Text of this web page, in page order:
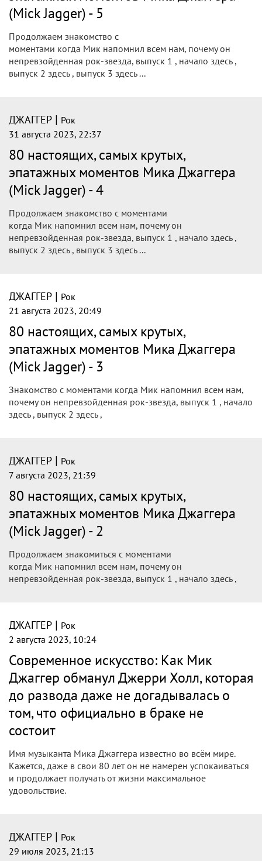
(Mick Jagger) - 5
Продолжаем знакомство с
моментами когда Мик напомнил всем нам, почему он
непревзойденная рок-звезда, выпуск 1 , начало здесь ,
выпуск 2 здесь , выпуск 3 здесь ...
ДЖАГГЕР | Рок
31 августа 2023, 22:37
80 настоящих, самых крутых,
эпатажных моментов Мика Джаггера
(Mick Jagger) - 4
Продолжаем знакомство с моментами
когда Мик напомнил всем нам, почему он
непревзойденная рок-звезда, выпуск 1 , начало здесь ,
выпуск 2 здесь , выпуск 3 здесь ...
ДЖАГГЕР | Рок
21 августа 2023, 20:49
80 настоящих, самых крутых,
эпатажных моментов Мика Джаггера
(Mick Jagger) - 3
Знакомство с моментами когда Мик напомнил всем нам,
почему он непревзойденная рок-звезда, выпуск 1 , начало
здесь , выпуск 2 здесь ,
ДЖАГГЕР | Рок
7 августа 2023, 21:39
80 настоящих, самых крутых,
эпатажных моментов Мика Джаггера
(Mick Jagger) - 2
Продолжаем знакомиться с моментами
когда Мик напомнил всем нам, почему он
непревзойденная рок-звезда, выпуск 1 , начало здесь ,
ДЖАГГЕР | Рок
2 августа 2023, 10:24
Современное искусство: Как Мик
Джаггер обманул Джерри Холл, которая
до развода даже не догадывалась о
том, что официально в браке не
состоит
Имя музыканта Мика Джаггера известно во всём мире.
Кажется, даже в свои 80 лет он не намерен успокаиваться
и продолжает получать от жизни максимальное
удовольствие.
ДЖАГГЕР | Рок
29 июля 2023, 21:13